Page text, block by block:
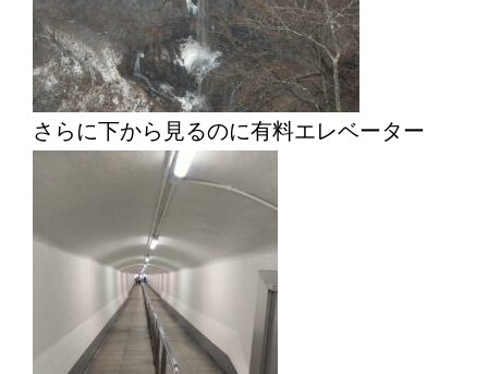
さらに下から見るのに有料エレベーター